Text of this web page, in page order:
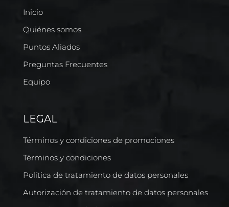
Inicio
Quiénes somos
Puntos Aliados
Preguntas Frecuentes
Equipo
LEGAL
Términos y condiciones de promociones
Términos y condiciones
Política de tratamiento de datos personales
Autorización de tratamiento de datos personales